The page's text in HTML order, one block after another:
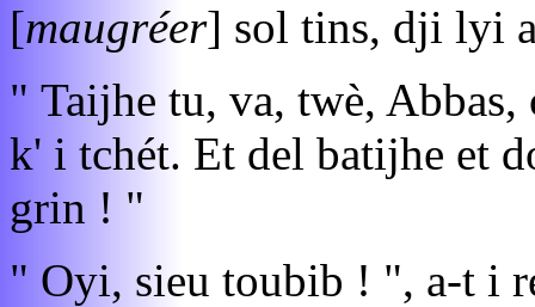
[maugréer] sol tins, dji lyi
" Taijhe tu, va, twè, Abbas,
k' i tchét. Et del batijhe et
grin ! "
" Oyi, sieu toubib ! ", a-t i